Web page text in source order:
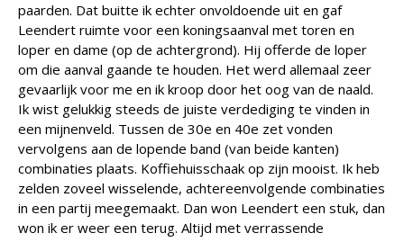
paarden. Dat buitte ik echter onvoldoende uit en gaf
Leendert ruimte voor een koningsaanval met toren en
loper en dame (op de achtergrond). Hij offerde de loper
om die aanval gaande te houden. Het werd allemaal zeer
gevaarlijk voor me en ik kroop door het oog van de naald.
Ik wist gelukkig steeds de juiste verdediging te vinden in
een mijnenveld. Tussen de 30e en 40e zet vonden
vervolgens aan de lopende band (van beide kanten)
combinaties plaats. Koffiehuisschaak op zijn mooist. Ik heb
zelden zoveel wisselende, achtereenvolgende combinaties
in een partij meegemaakt. Dan won Leendert een stuk, dan
won ik er weer een terug. Altijd met verrassende